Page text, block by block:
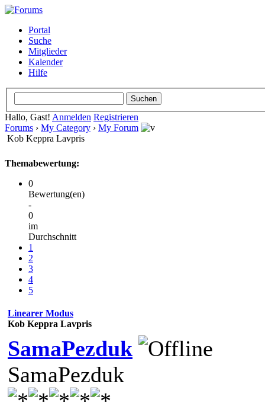
Portal
Suche
Mitglieder
Kalender
Hilfe
Hallo, Gast! Anmelden Registrieren
Forums › My Category › My Forum
Kob Keppra Lavpris
Themabewertung:
0
Bewertung(en)
-
0
im
Durchschnitt
1
2
3
4
5
Linearer Modus
Kob Keppra Lavpris
SamaPezduk
SamaPezduk